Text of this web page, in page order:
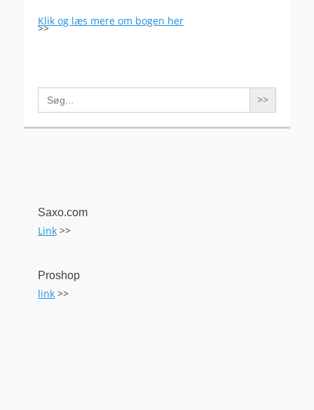
Klik og læs mere om bogen her
>>
Search
for:
Saxo.com
Link >>
Proshop
link >>